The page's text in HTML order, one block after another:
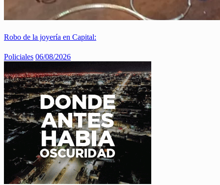
Robo de la joyería en Capital:
Policiales 06/08/2026